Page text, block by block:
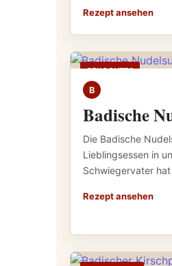
Rezept ansehen
GEKOCHTES
B
Badische
Die Badische
Lieblingsessen in
Schwiegervater
Rezept ansehen